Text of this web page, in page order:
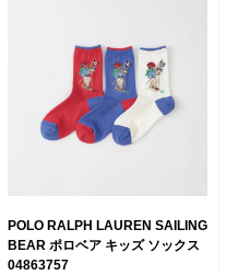
POLO RALPH LAUREN SAILING
BEAR ポロベア キッズ ソックス
04863757